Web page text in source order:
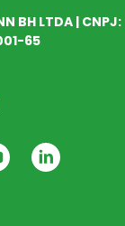
BH LTDA | CNPJ:
65